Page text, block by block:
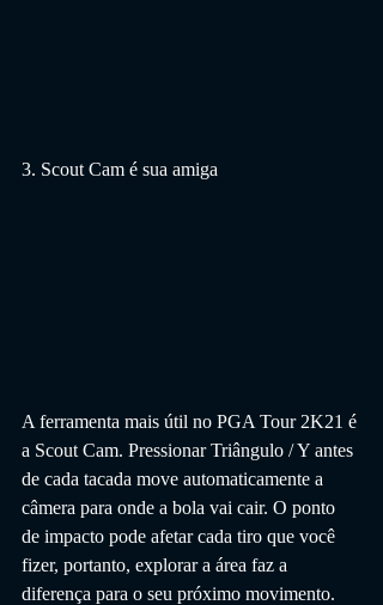
3. Scout Cam é sua amiga
A ferramenta mais útil no PGA Tour 2K21 é
a Scout Cam. Pressionar Triângulo / Y antes
de cada tacada move automaticamente a
câmera para onde a bola vai cair. O ponto
de impacto pode afetar cada tiro que você
fizer, portanto, explorar a área faz a
diferença para o seu próximo movimento.